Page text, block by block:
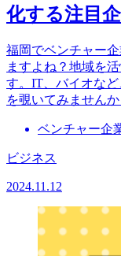
化する注目
福岡でベンチャー
ますよね？地域を
す。IT、バイオな
を覗いてみませんか
ベンチャー企
ビジネス
2024.11.12